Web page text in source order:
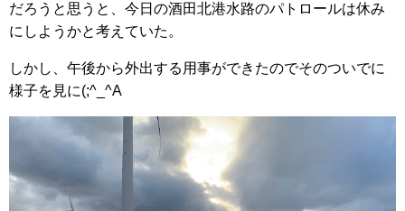
だろうと思うと、今日の酒田北港水路のパトロールは休み
にしようかと考えていた。
しかし、午後から外出する用事ができたのでそのついでに
様子を見に(;^_^A